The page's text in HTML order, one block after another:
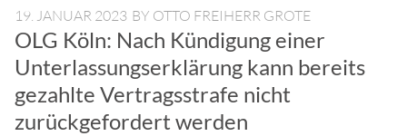
19. JANUAR 2023 BY OTTO FREIHERR GROTE
OLG Köln: Nach Kündigung einer
Unterlassungserklärung kann bereits
gezahlte Vertragsstrafe nicht
zurückgefordert werden